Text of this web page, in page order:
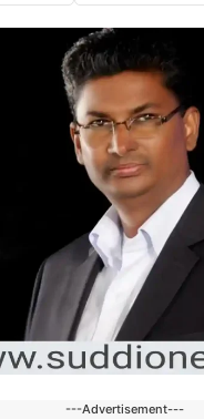
---Advertisement---